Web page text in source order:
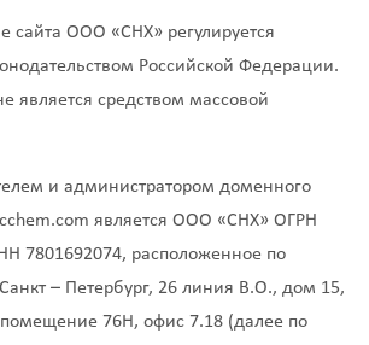
сайта ООО «СНХ» регулируется
Российской Федерации.
является средством массовой
и администратором доменного
является ООО «СНХ» ОГРН
7801692074, расположенное по
– Петербург, 26 линия В.О., дом 15,
помещение 76Н, офис 7.18 (далее по